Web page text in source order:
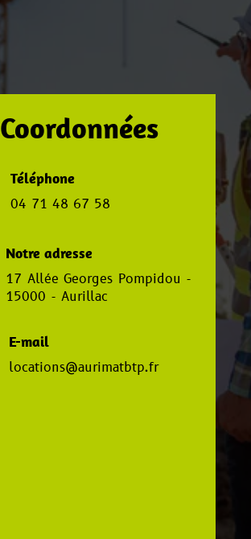
Téléphone
04 71 48 67 58
Notre adresse
17 Allée Georges Pompidou -
15000 - Aurillac
E-mail
locations@aurimatbtp.fr
Coordonnées